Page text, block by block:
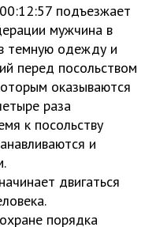
подъезжает
мужчина в
темную одежду и
перед посольством
оказываются
раза
к посольству
и
двигаться
порядка